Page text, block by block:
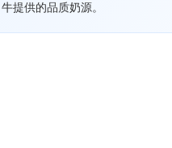
牛提供的品质奶源。